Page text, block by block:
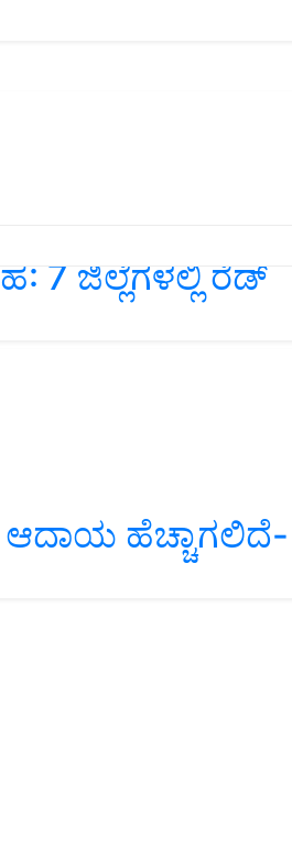
7 ಜಿಲ್ಲೆಗಳಲ್ಲಿ ರೆಡ್
ಹೆಚ್ಚಾಗಲಿದೆ-